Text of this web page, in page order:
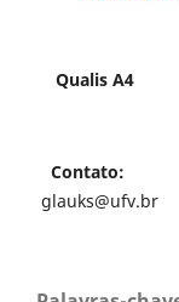
Qualis A4
Contato:
glauks@ufv.br